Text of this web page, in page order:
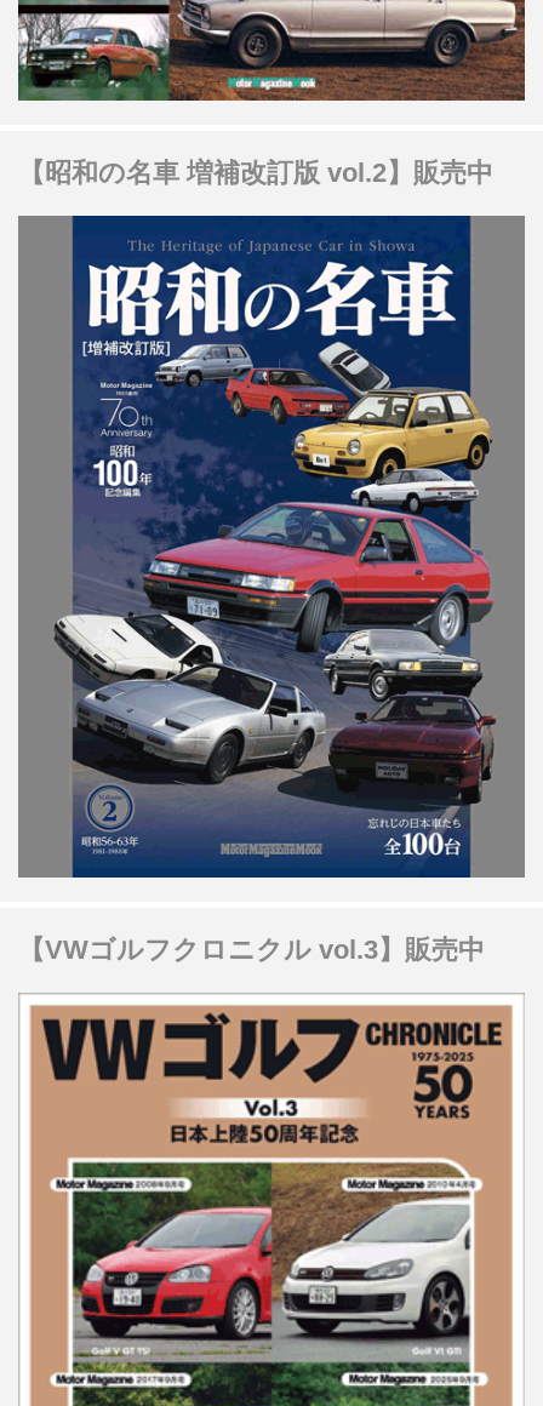
【昭和の名車 増補改訂版 vol.2】販売中
【VWゴルフクロニクル vol.3】販売中